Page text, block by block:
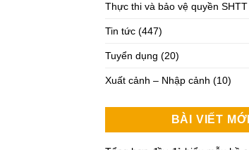
Thực thi và bảo vệ quyền SHTT
Tin tức (447)
Tuyển dụng (20)
Xuất cảnh – Nhập cảnh (10)
BÀI VIẾT MỚI